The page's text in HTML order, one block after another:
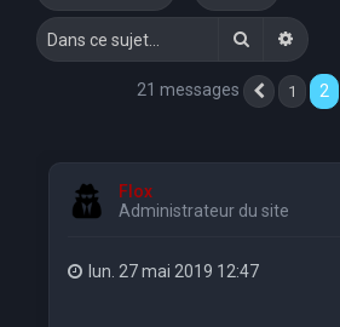
Rechercher
21 messages 1 2
Flox
Administrateur du site
lun. 27 mai 2019 12:47